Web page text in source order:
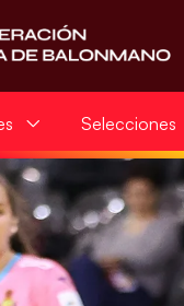
Selecciones